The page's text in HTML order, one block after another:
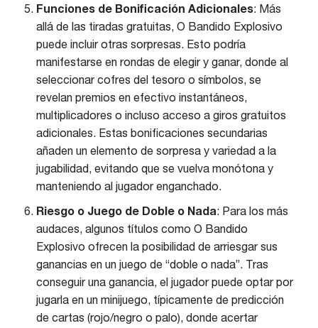
Funciones de Bonificación Adicionales: Más
allá de las tiradas gratuitas, O Bandido Explosivo
puede incluir otras sorpresas. Esto podría
manifestarse en rondas de elegir y ganar, donde al
seleccionar cofres del tesoro o símbolos, se
revelan premios en efectivo instantáneos,
multiplicadores o incluso acceso a giros gratuitos
adicionales. Estas bonificaciones secundarias
añaden un elemento de sorpresa y variedad a la
jugabilidad, evitando que se vuelva monótona y
manteniendo al jugador enganchado.
Riesgo o Juego de Doble o Nada: Para los más
audaces, algunos títulos como O Bandido
Explosivo ofrecen la posibilidad de arriesgar sus
ganancias en un juego de “doble o nada”. Tras
conseguir una ganancia, el jugador puede optar por
jugarla en un minijuego, típicamente de predicción
de cartas (rojo/negro o palo), donde acertar